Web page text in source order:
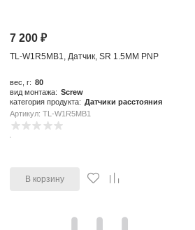
7 200₽
TL-W1R5MB1, Датчик, SR 1.5MM PNP
вес, г: 80
вид монтажа: Screw
категория продукта: Датчики расстояния
Артикул: TL-W1R5MB1
В корзину